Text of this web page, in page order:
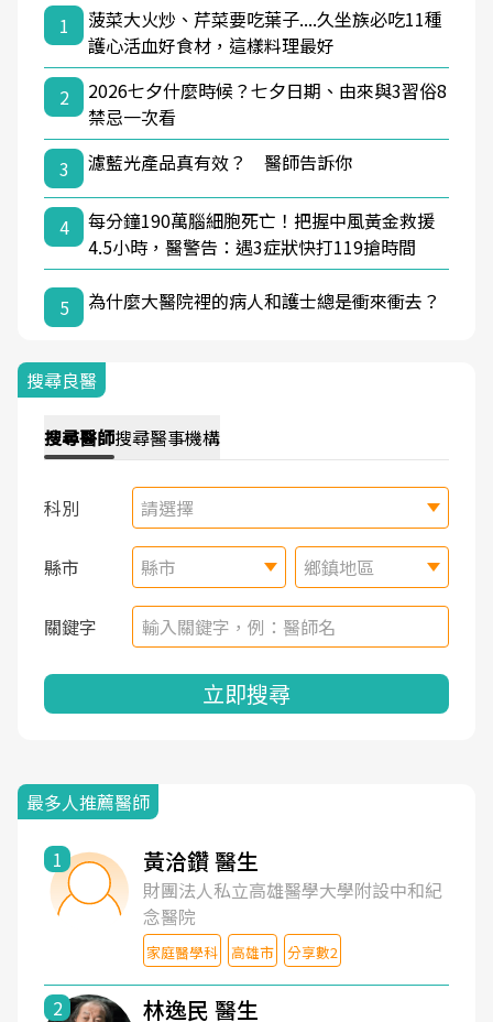
1
菠菜大火炒、芹菜要吃葉子....久坐族必吃11種
護心活血好食材，這樣料理最好
2
2026七夕什麼時候？七夕日期、由來與3習俗8
禁忌一次看
3
濾藍光產品真有效？ 醫師告訴你
4
每分鐘190萬腦細胞死亡！把握中風黃金救援
4.5小時，醫警告：遇3症狀快打119搶時間
5 為什麼大醫院裡的病人和護士總是衝來衝去？
搜尋良醫
搜尋醫師搜尋醫事機構
科別 請選擇
縣市 縣市 鄉鎮地區
關鍵字
立即搜尋
最多人推薦醫師
1 黃洽鑽 醫生
財團法人私立高雄醫學大學附設中和紀
念醫院
家庭醫學科 高雄市 分享數2
2 林逸民 醫生